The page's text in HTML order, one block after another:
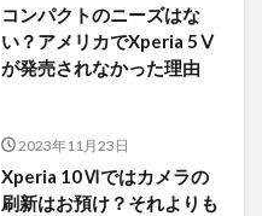
コンパクトのニーズはな
い？アメリカでXperia 5Ⅴ
が発売されなかった理由
2023年11月23日
Xperia 10Ⅵではカメラの
刷新はお預け？それよりも